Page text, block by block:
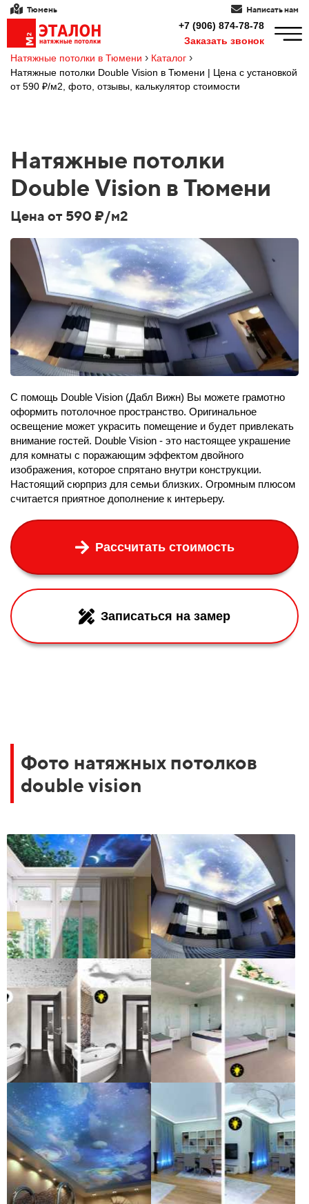
Тюмень Написать нам
+7 (906) 874-78-78
Заказать звонок
Натяжные потолки в Тюмени › Каталог ›
Натяжные потолки Double Vision в Тюмени | Цена с установкой
от 590 ₽/м2, фото, отзывы, калькулятор стоимости
Натяжные потолки
Double Vision в Тюмени
Цена от 590 ₽/м2
С помощь Double Vision (Дабл Вижн) Вы можете грамотно
оформить потолочное пространство. Оригинальное
освещение может украсить помещение и будет привлекать
внимание гостей. Double Vision - это настоящее украшение
для комнаты с поражающим эффектом двойного
изображения, которое спрятано внутри конструкции.
Настоящий сюрприз для семьи близких. Огромным плюсом
считается приятное дополнение к интерьеру.
Рассчитать стоимость
Записаться на замер
Фото натяжных потолков
double vision